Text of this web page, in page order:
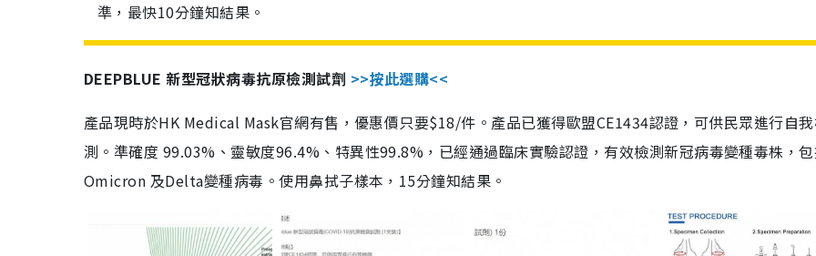
準，最快10分鐘知結果。
DEEPBLUE 新型冠狀病毒抗原檢測試劑 >>按此選購<<
產品現時於HK Medical Mask官網有售，優惠價只要$18/件。產品已獲得歐盟CE1434認證，可供民眾進行自
測。準確度 99.03%、靈敏度96.4%、特異性99.8%，已經通過臨床實驗認證，有效檢測新冠病毒變種毒株，
Omicron 及Delta變種病毒。使用鼻拭子樣本，15分鐘知結果。